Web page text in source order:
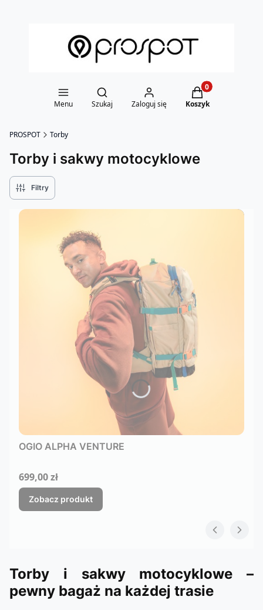
Menu
Otwórz wyszukiwarkę
Szukaj Zaloguj się
Produkty w
Koszyk
PROSPOT Torby
Torby i sakwy motocyklowe
Filtry
OGIO ALPHA VENTURE
Cena
699,00 zł
Zobacz produkt
Torby i sakwy motocyklowe –
pewny bagaż na każdej trasie